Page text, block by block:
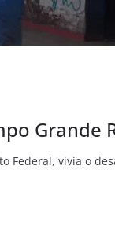
Grande
Federal, vivia o